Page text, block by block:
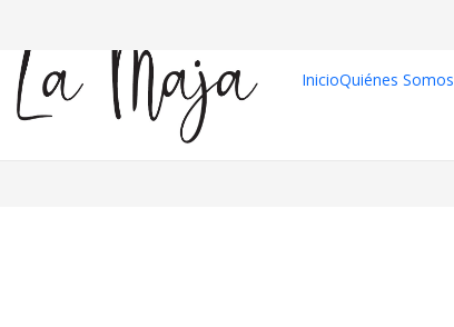
InicioQuiénes Somos